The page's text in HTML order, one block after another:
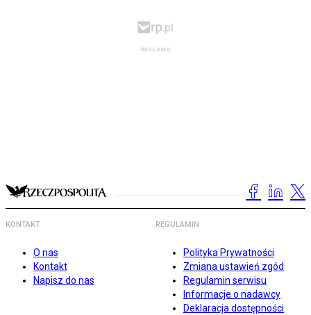
KONTAKT
O nas
Kontakt
Napisz do nas
REGULAMIN
Polityka Prywatności
Zmiana ustawień zgód
Regulamin serwisu
Informacje o nadawcy
Deklaracja dostępności